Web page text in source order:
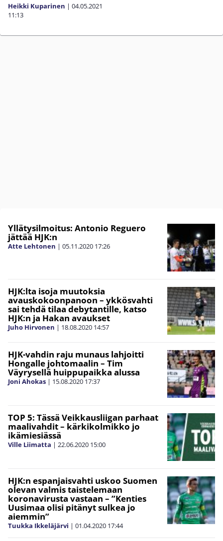
Heikki Kuparinen | 04.05.2021
11:13
Yllätysilmoitus: Antonio Reguero
jättää HJK:n
Atte Lehtonen | 05.11.2020 17:26
HJK:lta isoja muutoksia
avauskokoonpanoon – ykkösvahti
sai tehdä tilaa debytantille, katso
HJK:n ja Hakan avaukset
Juho Hirvonen | 18.08.2020 14:57
HJK-vahdin raju munaus lahjoitti
Hongalle johtomaalin – Tim
Väyrysellä huippupaikka alussa
Joni Ahokas | 15.08.2020 17:37
TOP 5: Tässä Veikkausliigan parhaat
maalivahdit – kärkikolmikko jo
ikämiesiässä
Ville Liimatta | 22.06.2020 15:00
HJK:n espanjaisvahti uskoo Suomen
olevan valmis taistelemaan
koronavirusta vastaan – ”Kenties
Uusimaa olisi pitänyt sulkea jo
aiemmin”
Tuukka Ikkeläjärvi | 01.04.2020 17:44